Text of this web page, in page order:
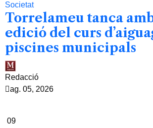
Societat
Torrelameu tanca
edició del curs
piscines municipals
Redacció
ag. 05, 2026
09